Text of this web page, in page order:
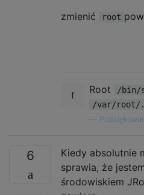
zmienić root
Root /bin/
/var/
6 Kiedy absolutnie
sprawia, że
środowiskiem